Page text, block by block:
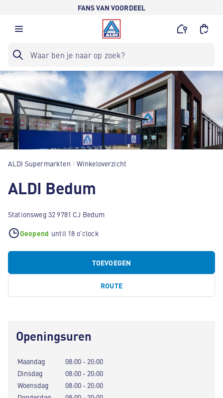
FANS VAN VOORDEEL
ALDI Supermarkten Winkeloverzicht
ALDI Bedum
Stationsweg 32 9781 CJ Bedum
Geopend until 18 o'clock
TOEVOEGEN
ROUTE
Openingsuren
Maandag
08:00 - 20:00
Dinsdag
08:00 - 20:00
Woensdag
08:00 - 20:00